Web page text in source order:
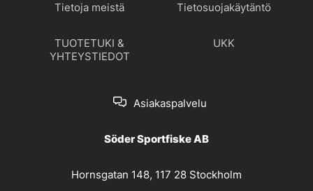
Tietoja meistä Tietosuojakäytäntö
TUOTETUKI &
YHTEYSTIEDOT
UKK
Asiakaspalvelu
Söder Sportfiske AB
Hornsgatan 148, 117 28 Stockholm